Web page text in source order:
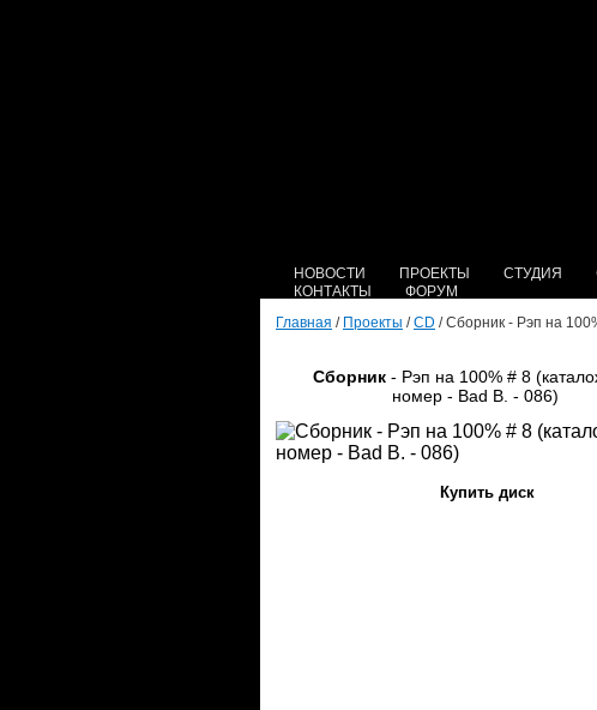
НОВОСТИ ПРОЕКТЫ СТУДИЯ
КОНТАКТЫ
ФОРУМ
Главная / Проекты /CD / Сборник - Рэп на
Сборник - Рэп на 100% # 8
номер - Bad B. - 086)
Купить диск